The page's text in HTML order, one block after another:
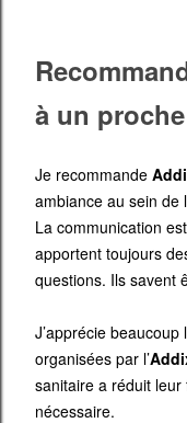
à un
Je recommande
ambiance au sein de
La communication
apportent toujours
questions. Ils savent
J’apprécie
organisées par l’
sanitaire a réduit leur
nécessaire.